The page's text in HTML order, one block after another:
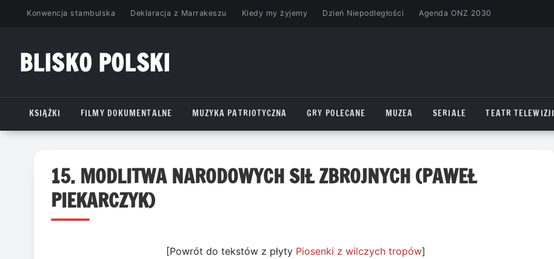
PrzejdźKonwencja stambulska Deklaracja z Marrakeszu Kiedy my żyjemy Dzień Niepodległości Agenda ONZ 2030
BLISKO POLSKI
KSIĄŻKI
FILMY DOKUMENTALNE MUZYKA PATRIOTYCZNA GRY POLECANE MUZEA SERIALE TEATR TELEWIZJI
15. MODLITWA NARODOWYCH SIŁ ZBROJNYCH (PAWEŁ
PIEKARCZYK)
[Powrót do tekstów z płyty Piosenki z wilczych tropów]